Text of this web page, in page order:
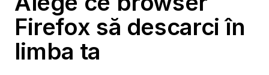
Firefox să descarci în
limba ta